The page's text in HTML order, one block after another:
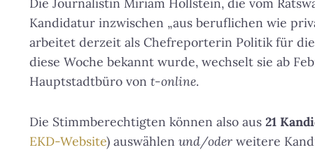
Kandidatur inzwischen „aus beruflichen wie
arbeitet derzeit als Chefreporterin Politik für
diese Woche bekannt wurde, wechselt sie ab
Hauptstadtbüro von t-online.
Die Stimmberechtigten können also aus 21
EKD-Website) auswählen und/oder weitere